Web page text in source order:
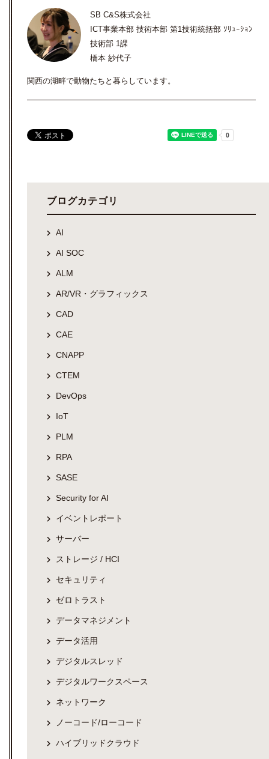
SB C&S株式会社
ICT事業本部 技術本部 第1技術統括部 ｿﾘｭｰｼｮﾝ
技術部 1課
橋本 紗代子
関西の湖畔で動物たちと暮らしています。
ブログカテゴリ
AI
AI SOC
ALM
AR/VR・グラフィックス
CAD
CAE
CNAPP
CTEM
DevOps
IoT
PLM
RPA
SASE
Security for AI
イベントレポート
サーバー
ストレージ / HCI
セキュリティ
ゼロトラスト
データマネジメント
データ活用
デジタルスレッド
デジタルワークスペース
ネットワーク
ノーコード/ローコード
ハイブリッドクラウド